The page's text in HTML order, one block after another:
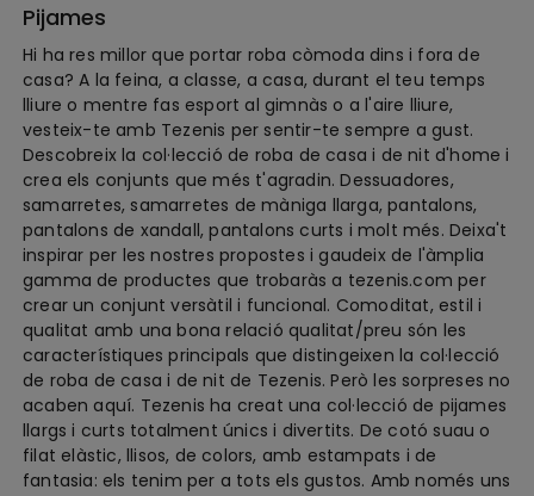
Pijames
Hi ha res millor que portar roba còmoda dins i fora de
casa? A la feina, a classe, a casa, durant el teu temps
lliure o mentre fas esport al gimnàs o a l'aire lliure,
vesteix-te amb Tezenis per sentir-te sempre a gust.
Descobreix la col·lecció de roba de casa i de nit d'home i
crea els conjunts que més t'agradin. Dessuadores,
samarretes, samarretes de màniga llarga, pantalons,
pantalons de xandall, pantalons curts i molt més. Deixa't
inspirar per les nostres propostes i gaudeix de l'àmplia
gamma de productes que trobaràs a tezenis.com per
crear un conjunt versàtil i funcional. Comoditat, estil i
qualitat amb una bona relació qualitat/preu són les
característiques principals que distingeixen la col·lecció
de roba de casa i de nit de Tezenis. Però les sorpreses no
acaben aquí. Tezenis ha creat una col·lecció de pijames
llargs i curts totalment únics i divertits. De cotó suau o
filat elàstic, llisos, de colors, amb estampats i de
fantasia: els tenim per a tots els gustos. Amb només uns